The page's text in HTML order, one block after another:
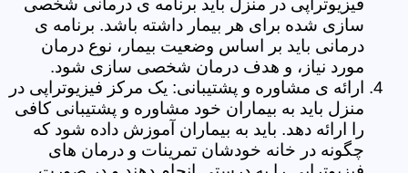
فیزیوتراپی در منزل باید برنامه ی درمانی شخصی
سازی شده برای هر بیمار داشته باشد. برنامه ی
درمانی باید بر اساس وضعیت بیمار، نوع درمان
مورد نیاز، و هدف درمان شخصی سازی شود.
ارائه ی مشاوره و پشتیبانی: یک مرکز فیزیوتراپی در
منزل باید به بیماران خود مشاوره و پشتیبانی کافی
را ارائه دهد. باید به بیماران آموزش داده شود که
چگونه در خانه خودشان تمرینات و درمان های